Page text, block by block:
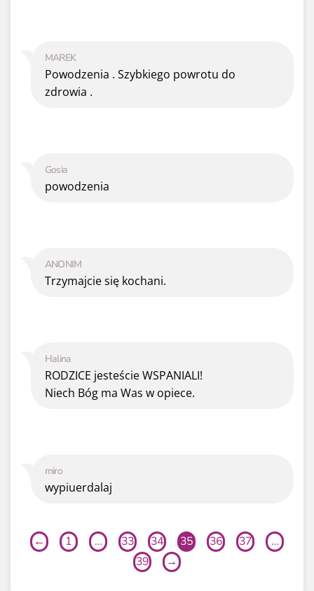
miro
wypiuerdalaj
Halina
RODZICE jesteście WSPANIALI!
Niech Bóg ma Was w opiece.
ANONIM
Trzymajcie się kochani.
Gosia
powodzenia
MAREK
Powodzenia . Szybkiego powrotu do
zdrowia .
← 1 … 33 34 35 36 37
…
39
→